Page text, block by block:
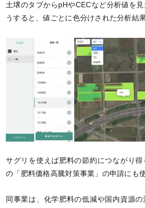
土壌のタブからpHやCECなど分析値を
うすると、値ごとに色分けされた分析結
サグリを使えば肥料の節約につながり
の「肥料価格高騰対策事業」の申請にも使
同事業は、化学肥料の低減や国内資源